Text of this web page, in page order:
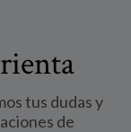
tus dudas y
de